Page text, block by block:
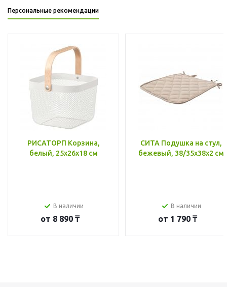
Персональные рекомендации
РИСАТОРП Корзина,
белый, 25x26x18 см
В наличии
от 8 890 ₸
СИТА Подушка на стул,
бежевый, 38/35x38x2 см
В наличии
от 1 790 ₸